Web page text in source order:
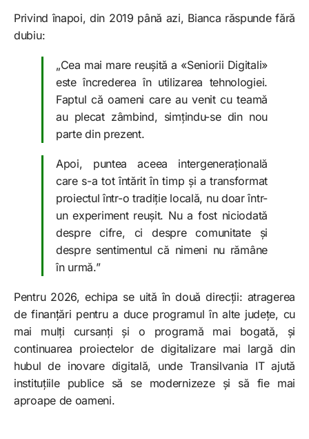
Privind înapoi, din 2019 până azi, Bianca răspunde fără
dubiu:
„Cea mai mare reușită a «Seniorii Digitali»
este încrederea în utilizarea tehnologiei.
Faptul că oameni care au venit cu teamă
au plecat zâmbind, simțindu-se din nou
parte din prezent.
Apoi, puntea aceea intergenerațională
care s-a tot întărit în timp și a transformat
proiectul într-o tradiție locală, nu doar într-
un experiment reușit. Nu a fost niciodată
despre cifre, ci despre comunitate și
despre sentimentul că nimeni nu rămâne
în urmă.”
Pentru 2026, echipa se uită în două direcții: atragerea
de finanțări pentru a duce programul în alte județe, cu
mai mulți cursanți și o programă mai bogată, și
continuarea proiectelor de digitalizare mai largă din
hubul de inovare digitală, unde Transilvania IT ajută
instituțiile publice să se modernizeze și să fie mai
aproape de oameni.